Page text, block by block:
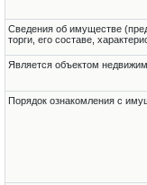
Cведения об имуществе
торги, его составе,
Является объектом
Порядок ознакомления с